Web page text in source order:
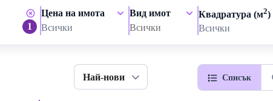
1
Цена на имота
Всички
Вид имот
Всички
Квадратура (м2)
Всички
Най-нови Списък